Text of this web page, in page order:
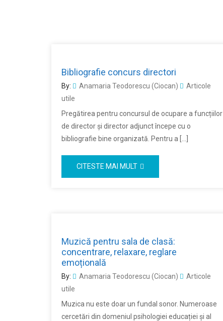
Bibliografie concurs directori
By: Anamaria Teodorescu (Ciocan)
Articole
utile
Pregătirea pentru concursul de ocupare a funcțiilor
de director și director adjunct începe cu o
bibliografie bine organizată. Pentru a […]
CITESTE MAI MULT
Muzică pentru sala de clasă:
concentrare, relaxare, reglare
emoțională
By: Anamaria Teodorescu (Ciocan)
Articole
utile
Muzica nu este doar un fundal sonor. Numeroase
cercetări din domeniul psihologiei educației și al